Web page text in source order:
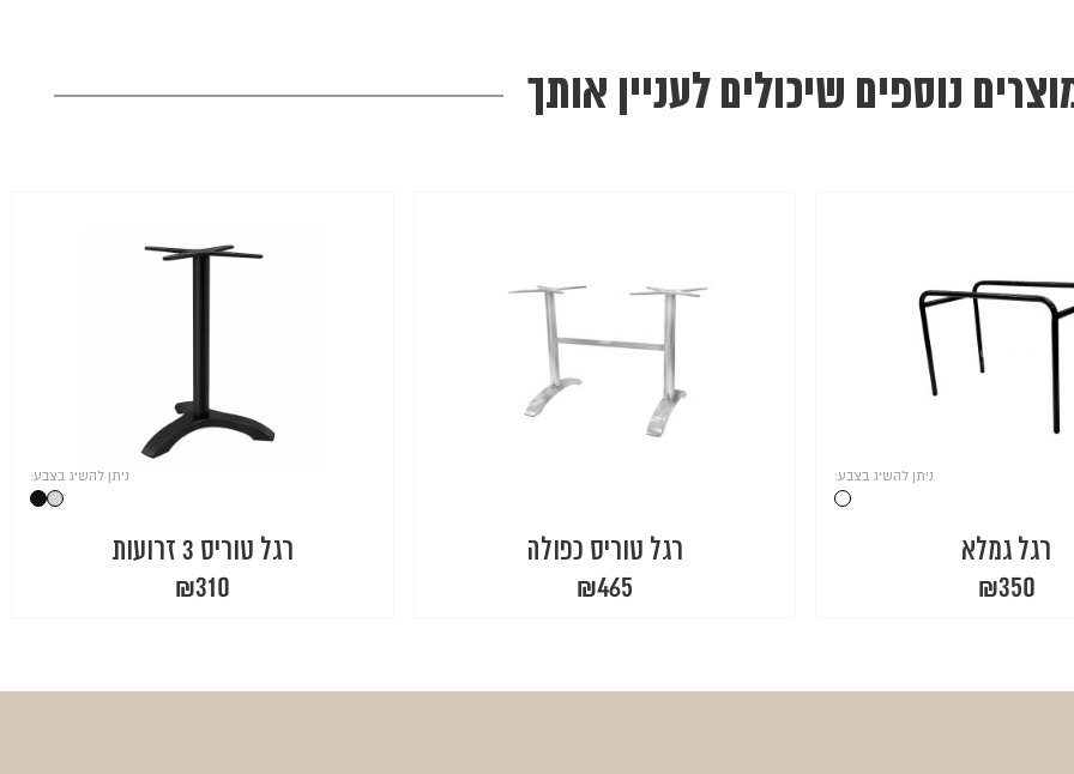
נוספים שיכולים לעניין אותך
ניתן להשיג בצבע:
רגל גמלא
₪350
רגל טוריס כפולה
₪465
ניתן להשיג בצבע:
רגל טוריס 3 זרועות
₪310